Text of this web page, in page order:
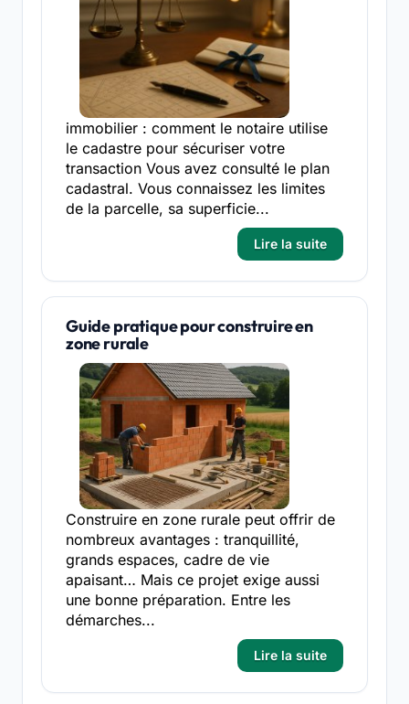
immobilier : comment le notaire utilise
le cadastre pour sécuriser votre
transaction Vous avez consulté le plan
cadastral. Vous connaissez les limites
de la parcelle, sa superficie...
Lire la suite
Guide pratique pour construire en
zone rurale
Construire en zone rurale peut offrir de
nombreux avantages : tranquillité,
grands espaces, cadre de vie
apaisant… Mais ce projet exige aussi
une bonne préparation. Entre les
démarches...
Lire la suite